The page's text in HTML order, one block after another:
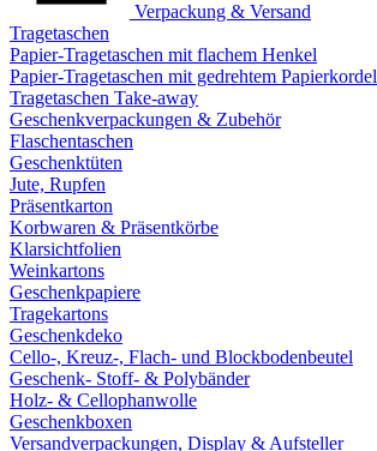
Verpackung & Versand
Tragetaschen
Papier-Tragetaschen mit flachem Henkel
Papier-Tragetaschen mit gedrehtem Papierkordel
Tragetaschen Take-away
Geschenkverpackungen & Zubehör
Flaschentaschen
Geschenktüten
Jute, Rupfen
Präsentkarton
Korbwaren & Präsentkörbe
Klarsichtfolien
Weinkartons
Geschenkpapiere
Tragekartons
Geschenkdeko
Cello-, Kreuz-, Flach- und Blockbodenbeutel
Geschenk- Stoff- & Polybänder
Holz- & Cellophanwolle
Geschenkboxen
Versandverpackungen, Display & Aufsteller